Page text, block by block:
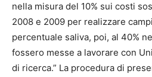
nella misura del 10% sui costi
2008 e 2009 per realizzare
percentuale saliva, poi, al 40%
fossero messe a lavorare con
di ricerca.” La procedura di